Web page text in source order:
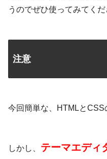
うのでぜひ使ってみてくだ
注意
今回簡単な、HTMLとCSS
しかし、 テーマエディ